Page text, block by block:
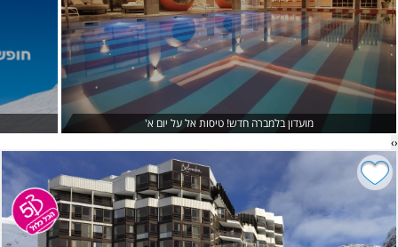
מועדון בלמברה חדש! טיסות אל על יום א'
‹
›